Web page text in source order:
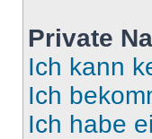
Private
Ich kann
Ich
Ich habe